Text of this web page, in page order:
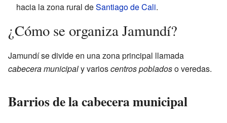
hacia la zona rural deSantiago de Cali.
¿Cómo se organiza Jamundí?
Jamundí se divide en una zona principal llamada
cabecera municipaly varioscentros pobladoso veredas.
Barrios de la cabecera municipal